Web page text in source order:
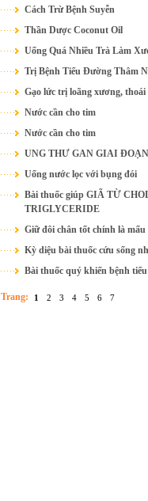
Cách Trừ Bệnh Suyễn
Thần Dược Coconut Oil
Uống Quá Nhiều Trà Làm
Trị Bệnh Tiểu Đường Thâm
Gạo lức trị loãng xương,
Nước cần cho tim
Nước cần cho tim
UNG THƯ GAN GIAI
Uống nước lọc với bụng đói
Bài thuốc giúp GIÃ TỪ
TRIGLYCERIDE
Giữ đôi chân tốt chính là
Kỳ diệu bài thuốc cứu sống
Bài thuốc quý khiến bệnh
Trang: 1 2 3 4 5 6 7